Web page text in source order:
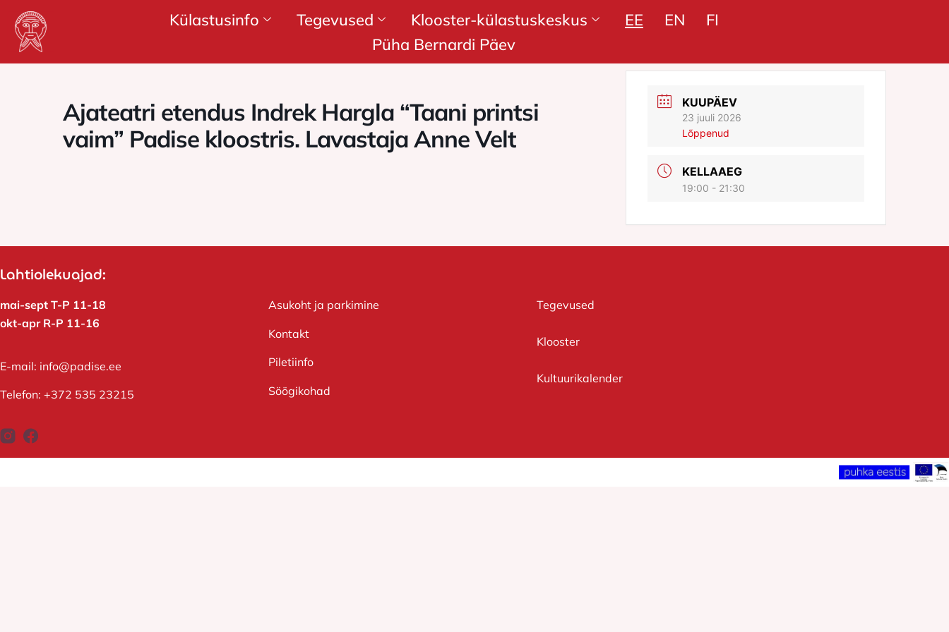
Külastusinfo Tegevused Klooster-külastuskeskus EE EN
FI
Püha Bernardi Päev
Ajateatri etendus Indrek Hargla “Taani printsi
vaim” Padise kloostris. Lavastaja Anne Velt
KUUPÄEV
23 juuli 2026
Lõppenud
KELLAAEG
19:00 - 21:30
Lahtiolekuajad:
mai-sept T-P 11-18
okt-apr R-P 11-16
E-mail: info@padise.ee
Telefon: +372 535 23215
Asukoht ja parkimine
Kontakt
Piletiinfo
Söögikohad
Tegevused
Klooster
Kultuurikalender